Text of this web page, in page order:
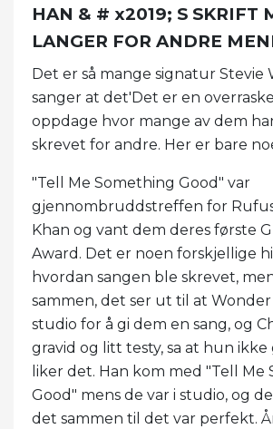
HAN & # x2019; S SKRIFT
LANGER FOR ANDRE
Det er så mange signatur Stevie
sanger at det'Det er en
oppdage hvor mange av dem
skrevet for andre. Her er bare
"Tell Me Something Good" var
gjennombruddstreffen for Rufus
Khan og vant dem deres første
Award. Det er noen forskjellige
hvordan sangen ble skrevet,
sammen, det ser ut til at
studio for å gi dem en sang, og
gravid og litt testy, sa at hun
liker det. Han kom med "Tell Me
Good" mens de var i studio, og
det sammen til det var perfekt.